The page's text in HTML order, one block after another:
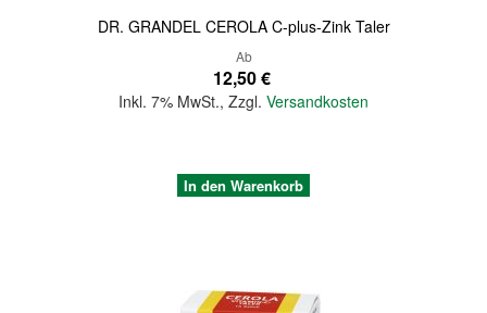
DR. GRANDEL CEROLA C-plus-Zink Taler
Ab
12,50 €
Inkl. 7% MwSt., Zzgl. Versandkosten
In den Warenkorb